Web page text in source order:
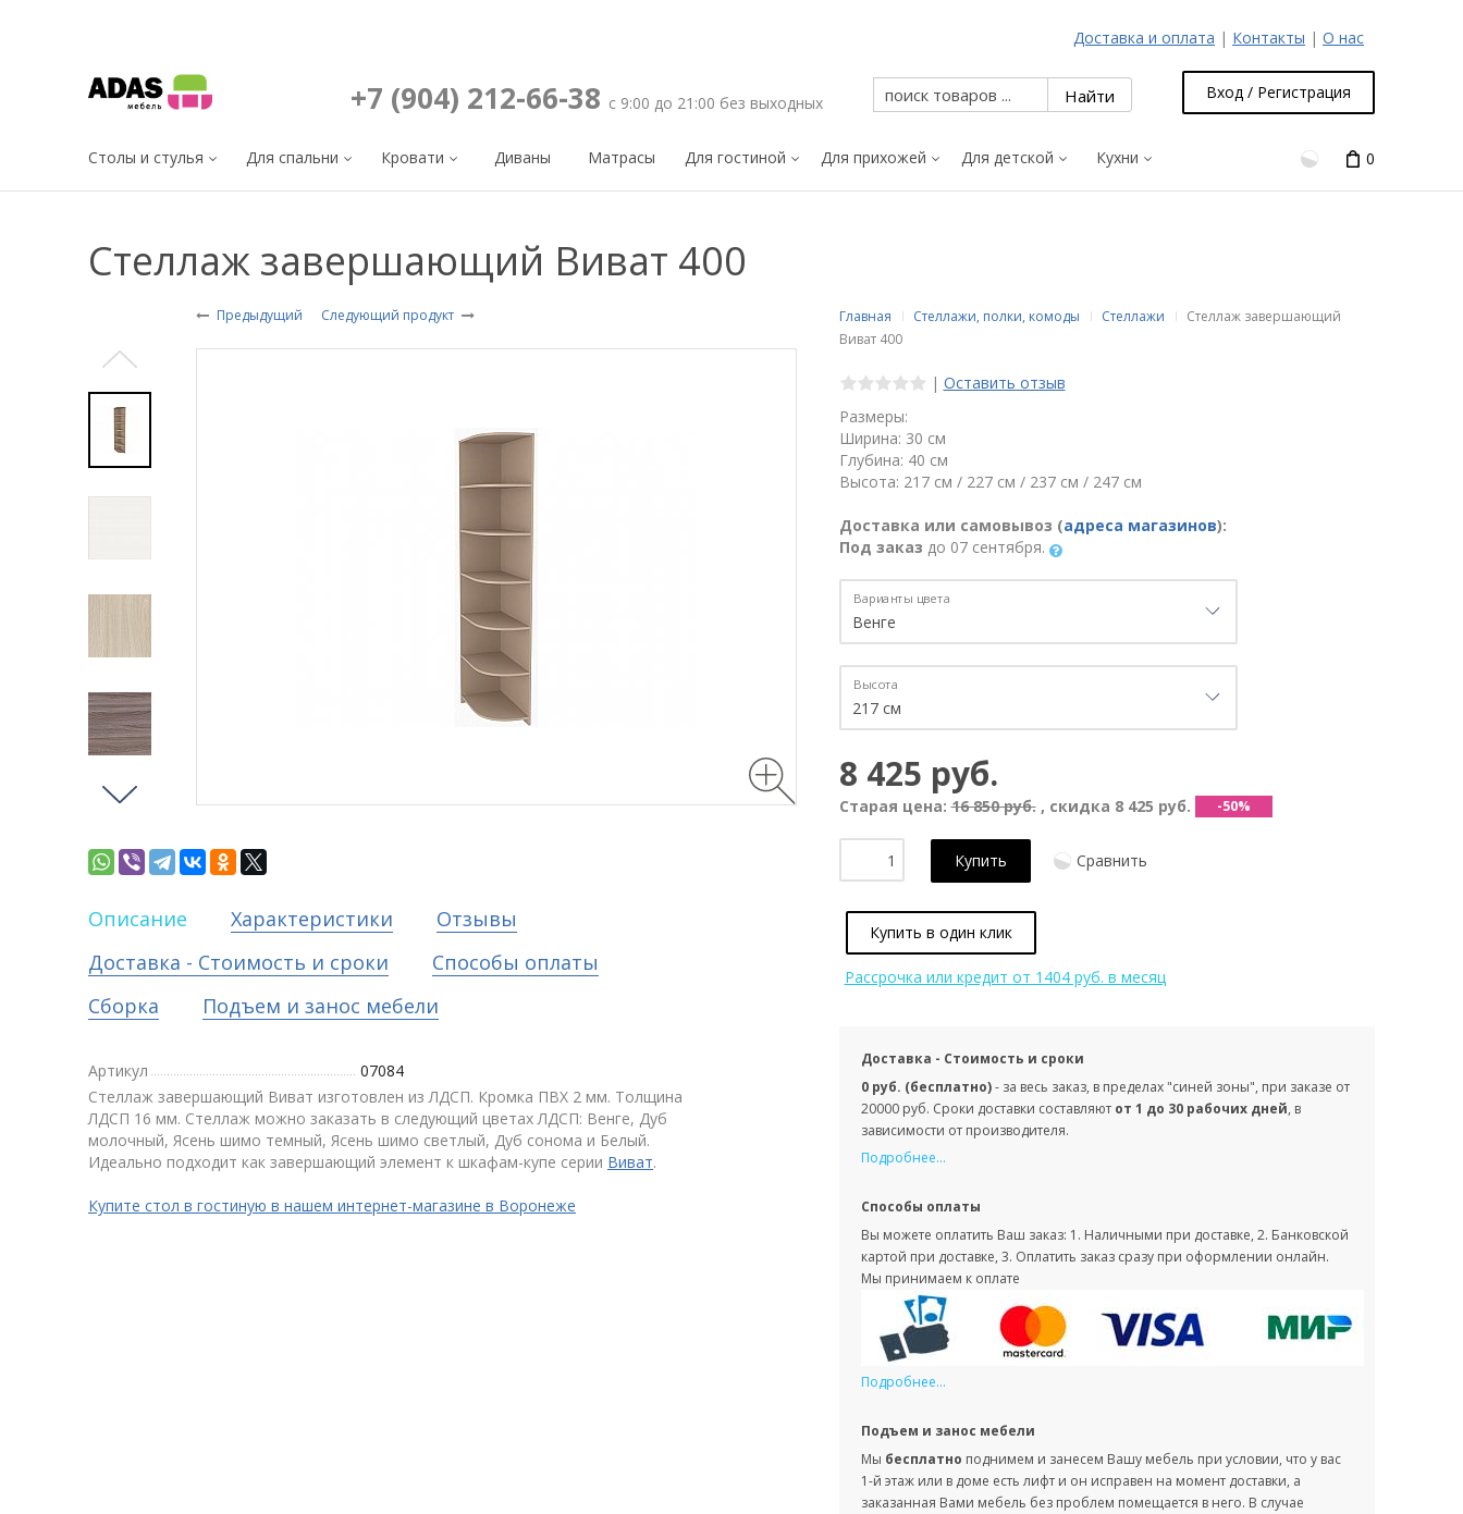
Доставка и оплата | Контакты | О нас
+7 (904) 212-66-38 с 9:00 до 21:00 без выходных
Вход / Регистрация
Столы и стулья Для спальни Кровати Диваны Матрасы Для гостиной Для прихожей Для детской Кухни 0
Стеллаж завершающий Виват 400
Предыдущий Следующий продукт Главная Стеллажи, полки, комоды Стеллажи
Стеллаж завершающий
Виват 400
| Оставить отзыв
Размеры:
Ширина: 30 см
Глубина: 40 см
Высота: 217 см / 227 см / 237 см / 247 см
Доставка или самовывоз (адреса магазинов):
Под заказ до 07 сентября.
Варианты цвета
Высота
8 425 руб.
Старая цена:16 850 руб., скидка 8 425 руб. -50%
Купить Сравнить
Купить в один клик
Рассрочка или кредит от 1404 руб. в месяц
Доставка - Стоимость и сроки
0 руб. (бесплатно)- за весь заказ, в пределах "синей зоны", при заказе от
20000 руб. Сроки доставки составляют от 1 до 30 рабочих дней, в
зависимости от производителя.
Подробнее...
Способы оплаты
Вы можете оплатить Ваш заказ: 1. Наличными при доставке, 2. Банковской
картой при доставке, 3. Оплатить заказ сразу при оформлении онлайн.
Мы принимаем к оплате
Подробнее...
Подъем и занос мебели
Мы бесплатно поднимем и занесем Вашу мебель при условии, что у вас
1-й этаж или в доме есть лифт и он исправен на момент доставки, а
заказанная Вами мебель без проблем помещается в него. В случае
Описание Характеристики
Отзывы
Доставка - Стоимость и сроки
Способы оплаты
Сборка
Подъем и занос мебели
Артикул
07084
Стеллаж завершающий Виват изготовлен из ЛДСП. Кромка ПВХ 2 мм. Толщина
ЛДСП 16 мм. Стеллаж можно заказать в следующий цветах ЛДСП: Венге, Дуб
молочный, Ясень шимо темный, Ясень шимо светлый, Дуб сонома и Белый.
Идеально подходит как завершающий элемент к шкафам-купе серии Виват.
Купите стол в гостиную в нашем интернет-магазине в Воронеже